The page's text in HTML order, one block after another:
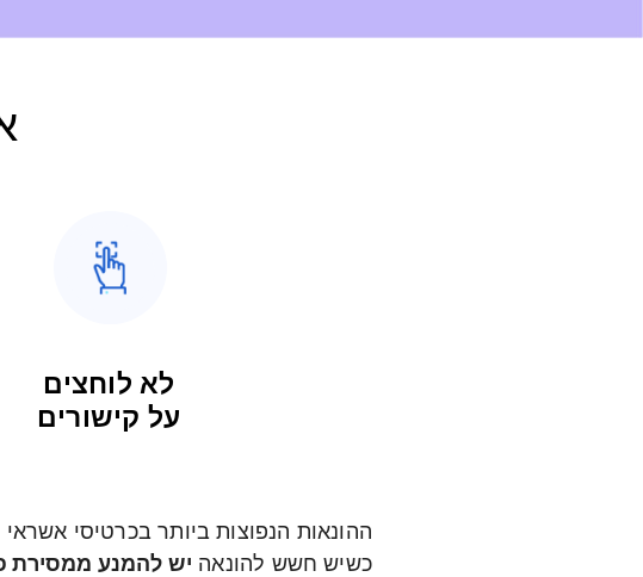
לא לוחצים
על קישורים
כשיש חשש להונאה יש להמנע ממסירת